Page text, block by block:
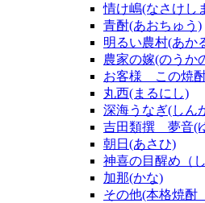
情け嶋(なさけし
青酎(あおちゅう)
明るい農村(あか
農家の嫁(のうか
お客様 この焼酎
丸西(まるにし)
深海うなぎ(しん
吉田類撰 夢音(
朝日(あさひ)
神喜の目醒め（
加那(かな)
その他(本格焼